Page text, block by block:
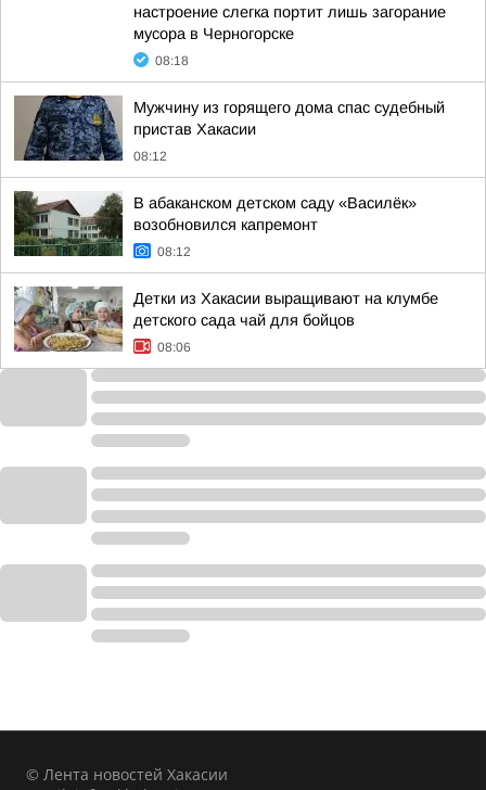
настроение слегка портит лишь загорание
мусора в Черногорске
08:18
Мужчину из горящего дома спас судебный
пристав Хакасии
08:12
В абаканском детском саду «Василёк»
возобновился капремонт
08:12
Детки из Хакасии выращивают на клумбе
детского сада чай для бойцов
08:06
© Лента новостей Хакасии